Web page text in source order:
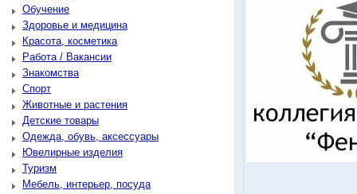
Обучение
Здоровье и медицина
Красота, косметика
Работа / Вакансии
Знакомства
Спорт
Животные и растения
Детские товары
Одежда, обувь, аксессуары
Ювелирные изделия
Туризм
Мебель, интерьер, посуда